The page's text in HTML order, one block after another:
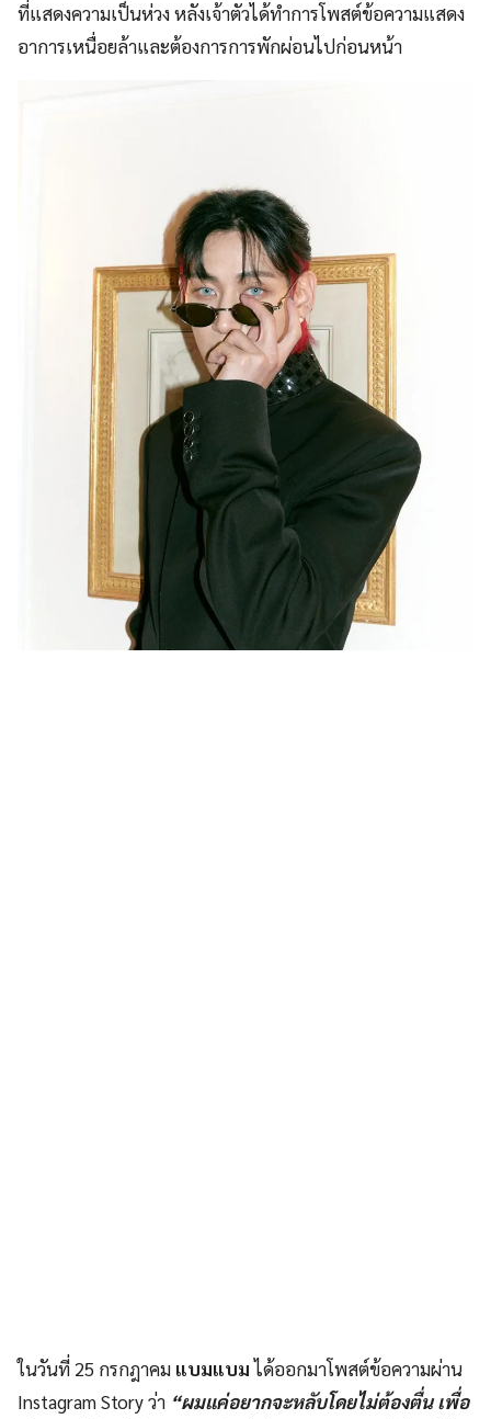
ที่แสดงความเป็นห่วง หลังเจ้าตัวได้ทำการโพสต์ข้อความแสดง
อาการเหนื่อยล้าและต้องการการพักผ่อนไปก่อนหน้า
ในวันที่ 25 กรกฎาคม แบมแบมได้ออกมาโพสต์ข้อความผ่าน
Instagram Story ว่า “ผมแค่อยากจะหลับโดยไม่ต้องตื่น เพื่อ